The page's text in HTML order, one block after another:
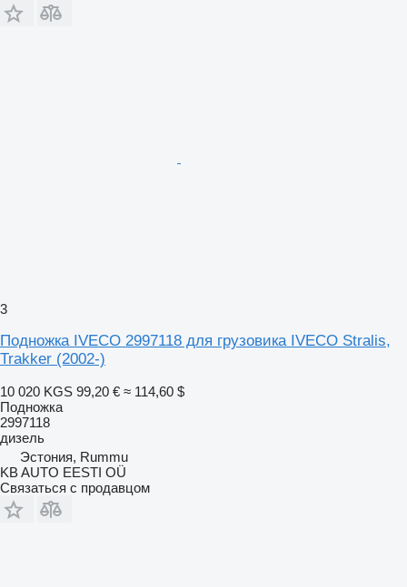
3
Подножка IVECO 2997118 для грузовика IVECO Stralis,
Trakker (2002-)
10 020 KGS 99,20 € ≈ 114,60 $
Подножка
2997118
дизель
Эстония, Rummu
KB AUTO EESTI OÜ
Связаться с продавцом